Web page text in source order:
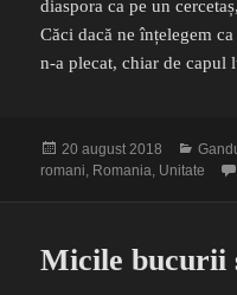
diaspora ca pe un
Căci dacă ne înțelegem
n-a plecat, chiar de capul
Publicat
pe
20 august 2018
romani Romania Unitate
Micile bucurii